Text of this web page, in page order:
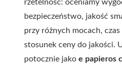
rzetelność: oceniamy
bezpieczeństwo, jakość
przy różnych mocach,
stosunek ceny do jakości.
potocznie jako e papieros